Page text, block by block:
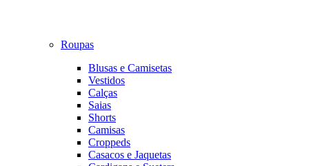
Roupas
Blusas e Camisetas
Vestidos
Calças
Saias
Shorts
Camisas
Croppeds
Casacos e Jaquetas